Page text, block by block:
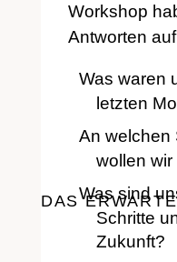
Workshop
Antworten
Was waren
letzten
An welchen
wollen
Was sind
Schritte
Zukunft?
DAS